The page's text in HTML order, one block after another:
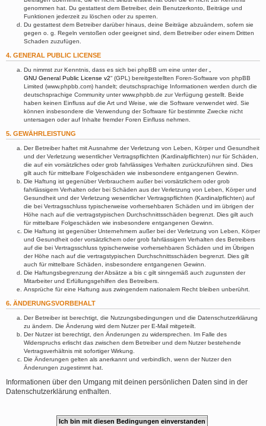
genommen hat. Du gestattest dem Betreiber, dein Benutzerkonto, Beiträge und
Funktionen jederzeit zu löschen oder zu sperren.
Du gestattest dem Betreiber darüber hinaus, deine Beiträge abzuändern, sofern sie
gegen o. g. Regeln verstoßen oder geeignet sind, dem Betreiber oder einem Dritten
Schaden zuzufügen.
4. GENERAL PUBLIC LICENSE
Du nimmst zur Kenntnis, dass es sich bei phpBB um eine unter der „
GNU General Public License v2“ (GPL) bereitgestellten Foren-Software von phpBB
Limited (www.phpbb.com) handelt; deutschsprachige Informationen werden durch die
deutschsprachige Community unter www.phpbb.de zur Verfügung gestellt. Beide
haben keinen Einfluss auf die Art und Weise, wie die Software verwendet wird. Sie
können insbesondere die Verwendung der Software für bestimmte Zwecke nicht
untersagen oder auf Inhalte fremder Foren Einfluss nehmen.
5. GEWÄHRLEISTUNG
Der Betreiber haftet mit Ausnahme der Verletzung von Leben, Körper und Gesundheit
und der Verletzung wesentlicher Vertragspflichten (Kardinalpflichten) nur für Schäden,
die auf ein vorsätzliches oder grob fahrlässiges Verhalten zurückzuführen sind. Dies
gilt auch für mittelbare Folgeschäden wie insbesondere entgangenen Gewinn.
Die Haftung ist gegenüber Verbrauchern außer bei vorsätzlichem oder grob
fahrlässigem Verhalten oder bei Schäden aus der Verletzung von Leben, Körper und
Gesundheit und der Verletzung wesentlicher Vertragspflichten (Kardinalpflichten) auf
die bei Vertragsschluss typischerweise vorhersehbaren Schäden und im übrigen der
Höhe nach auf die vertragstypischen Durchschnittsschäden begrenzt. Dies gilt auch
für mittelbare Folgeschäden wie insbesondere entgangenen Gewinn.
Die Haftung ist gegenüber Unternehmern außer bei der Verletzung von Leben, Körper
und Gesundheit oder vorsätzlichem oder grob fahrlässigem Verhalten des Betreibers
auf die bei Vertragsschluss typischerweise vorhersehbaren Schäden und im Übrigen
der Höhe nach auf die vertragstypischen Durchschnittsschäden begrenzt. Dies gilt
auch für mittelbare Schäden, insbesondere entgangenen Gewinn.
Die Haftungsbegrenzung der Absätze a bis c gilt sinngemäß auch zugunsten der
Mitarbeiter und Erfüllungsgehilfen des Betreibers.
Ansprüche für eine Haftung aus zwingendem nationalem Recht bleiben unberührt.
6. ÄNDERUNGSVORBEHALT
Der Betreiber ist berechtigt, die Nutzungsbedingungen und die Datenschutzerklärung
zu ändern. Die Änderung wird dem Nutzer per E-Mail mitgeteilt.
Der Nutzer ist berechtigt, den Änderungen zu widersprechen. Im Falle des
Widerspruchs erlischt das zwischen dem Betreiber und dem Nutzer bestehende
Vertragsverhältnis mit sofortiger Wirkung.
Die Änderungen gelten als anerkannt und verbindlich, wenn der Nutzer den
Änderungen zugestimmt hat.
Informationen über den Umgang mit deinen persönlichen Daten sind in der
Datenschutzerklärung enthalten.